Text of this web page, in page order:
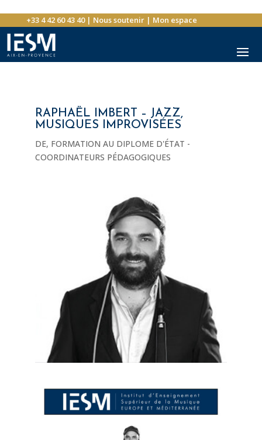
+33 4 42 60 43 40| Nous soutenir| Mon espace
RAPHAËL IMBERT – JAZZ,
MUSIQUES IMPROVISÉES
DE, FORMATION AU DIPLOME D'ÉTAT -
COORDINATEURS PÉDAGOGIQUES